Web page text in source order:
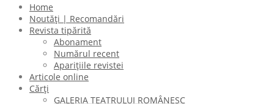
Home
Noutăți | Recomandări
Revista tipărită
Abonament
Numărul recent
Aparițiile revistei
Articole online
Cărți
GALERIA TEATRULUI ROMÂNESC